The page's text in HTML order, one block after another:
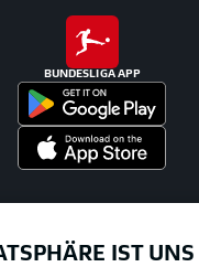
BUNDESLIGA APP
IST